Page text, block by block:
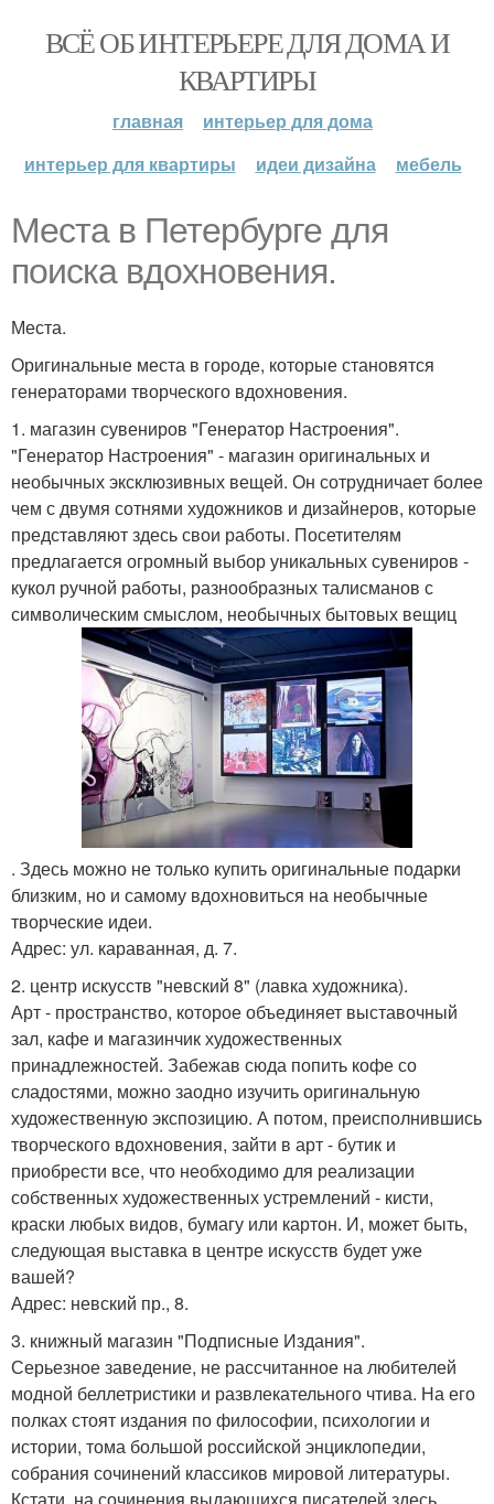
ВСЁ ОБ ИНТЕРЬЕРЕ ДЛЯ ДОМА И
КВАРТИРЫ
главная
интерьер для дома
интерьер для квартиры
идеи дизайна мебель
Места в Петербурге для
поиска вдохновения.
Места.
Оригинальные места в городе, которые становятся
генераторами творческого вдохновения.
1. магазин сувениров "Генератор Настроения".
"Генератор Настроения" - магазин оригинальных и
необычных эксклюзивных вещей. Он сотрудничает более
чем с двумя сотнями художников и дизайнеров, которые
представляют здесь свои работы. Посетителям
предлагается огромный выбор уникальных сувениров -
кукол ручной работы, разнообразных талисманов с
символическим смыслом, необычных бытовых вещиц
. Здесь можно не только купить оригинальные подарки
близким, но и самому вдохновиться на необычные
творческие идеи.
Адрес: ул. караванная, д. 7.
2. центр искусств "невский 8" (лавка художника).
Арт - пространство, которое объединяет выставочный
зал, кафе и магазинчик художественных
принадлежностей. Забежав сюда попить кофе со
сладостями, можно заодно изучить оригинальную
художественную экспозицию. А потом, преисполнившись
творческого вдохновения, зайти в арт - бутик и
приобрести все, что необходимо для реализации
собственных художественных устремлений - кисти,
краски любых видов, бумагу или картон. И, может быть,
следующая выставка в центре искусств будет уже
вашей?
Адрес: невский пр., 8.
3. книжный магазин "Подписные Издания".
Серьезное заведение, не рассчитанное на любителей
модной беллетристики и развлекательного чтива. На его
полках стоят издания по философии, психологии и
истории, тома большой российской энциклопедии,
собрания сочинений классиков мировой литературы.